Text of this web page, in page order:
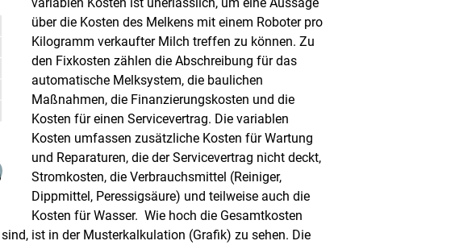
über die Kosten des Melkens mit einem Roboter pro
Kilogramm verkaufter Milch treffen zu können. Zu
den Fixkosten zählen die Abschreibung für das
automatische Melksystem, die baulichen
Maßnahmen, die Finanzierungskosten und die
Kosten für einen Servicevertrag. Die variablen
Kosten umfassen zusätzliche Kosten für Wartung
und Reparaturen, die der Servicevertrag nicht deckt,
Stromkosten, die Verbrauchsmittel (Reiniger,
Dippmittel, Peressigsäure) und teilweise auch die
Kosten für Wasser. Wie hoch die Gesamtkosten
ist in der Musterkalkulation (Grafik) zu sehen. Die